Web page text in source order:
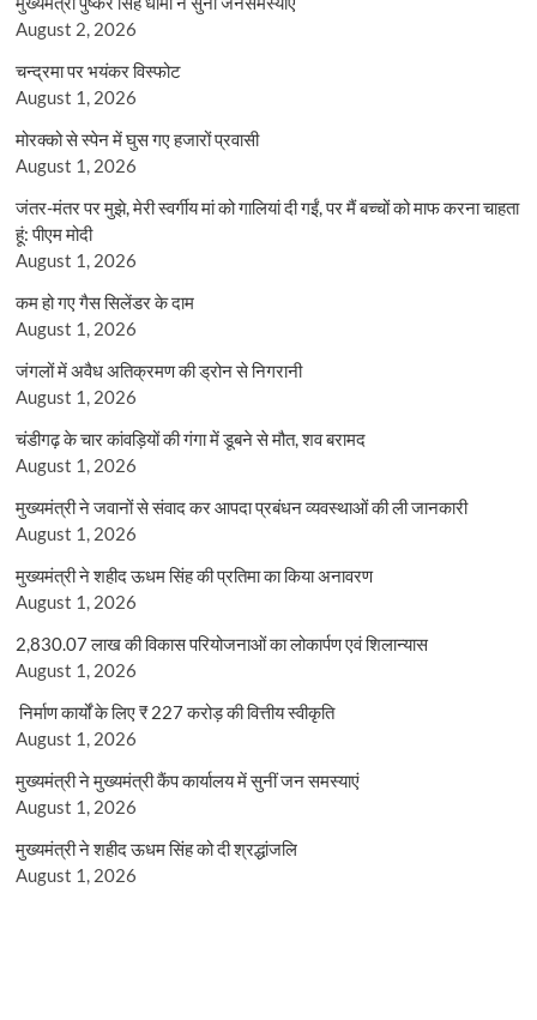
August 2, 2026
चन्द्रमा पर भयंकर विस्फोट
August 1, 2026
मोरक्को से स्पेन में घुस गए हजारों प्रवासी
August 1, 2026
जंतर-मंतर पर मुझे, मेरी स्वर्गीय मां को गालियां दी गईं, पर मैं बच्चों को माफ करना चाहता
हूं: पीएम मोदी
August 1, 2026
कम हो गए गैस सिलेंडर के दाम
August 1, 2026
जंगलों में अवैध अतिक्रमण की ड्रोन से निगरानी
August 1, 2026
चंडीगढ़ के चार कांवड़ियों की गंगा में डूबने से मौत, शव बरामद
August 1, 2026
मुख्यमंत्री ने जवानों से संवाद कर आपदा प्रबंधन व्यवस्थाओं की ली जानकारी
August 1, 2026
मुख्यमंत्री ने शहीद ऊधम सिंह की प्रतिमा का किया अनावरण
August 1, 2026
2,830.07 लाख की विकास परियोजनाओं का लोकार्पण एवं शिलान्यास
August 1, 2026
निर्माण कार्यों के लिए ₹ 227 करोड़ की वित्तीय स्वीकृति
August 1, 2026
मुख्यमंत्री ने मुख्यमंत्री कैंप कार्यालय में सुनीं जन समस्याएं
August 1, 2026
मुख्यमंत्री ने शहीद ऊधम सिंह को दी श्रद्धांजलि
August 1, 2026